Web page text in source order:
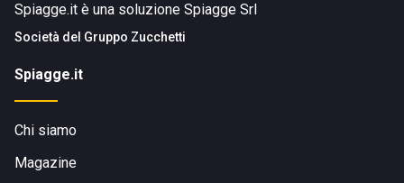
Spiagge.it è una soluzione Spiagge Srl
Società del Gruppo Zucchetti
Spiagge.it
Chi siamo
Magazine